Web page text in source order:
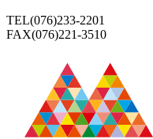
TEL(076)233-2201
FAX(076)221-3510